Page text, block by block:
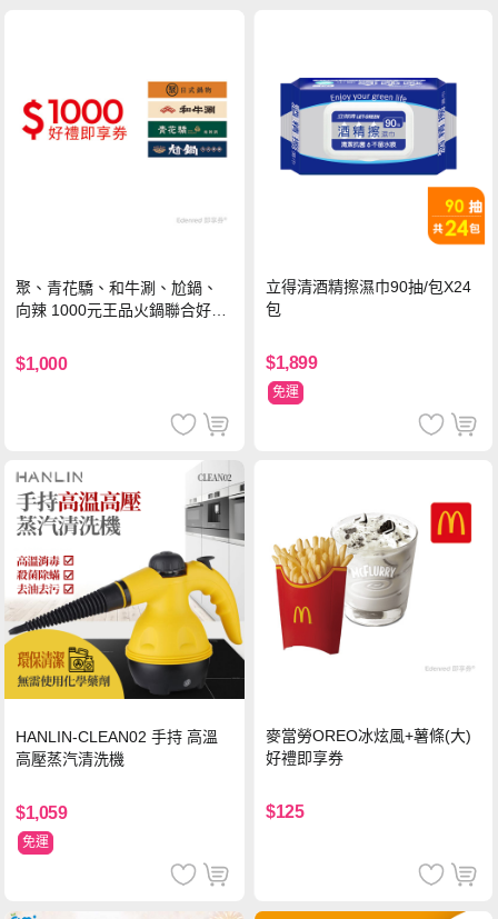
聚、青花驕、和牛涮、尬鍋、
向辣 1000元王品火鍋聯合好禮
$1,000
立得清酒精擦濕巾90抽/包X24
包
$1,899
免運
HANLIN-CLEAN02 手持 高溫
高壓蒸汽清洗機
$1,059
免運
麥當勞OREO冰炫風+薯條(大)
好禮即享券
$125